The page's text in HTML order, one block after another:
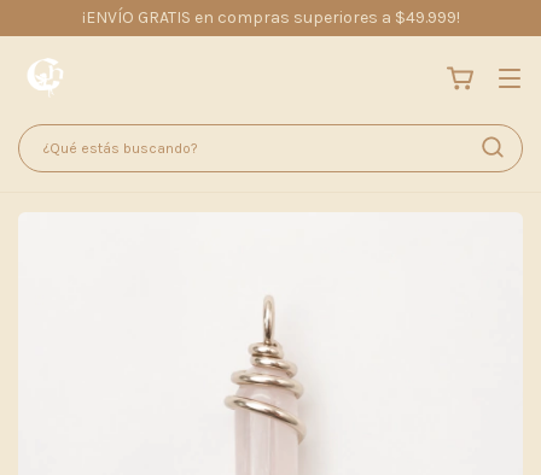
¡ENVÍO GRATIS en compras superiores a $49.999!